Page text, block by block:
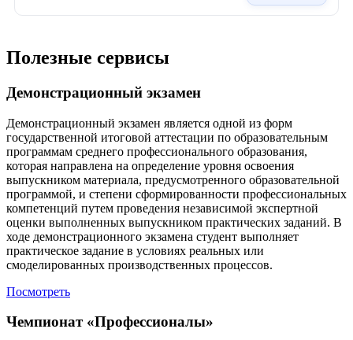
Полезные сервисы
Демонстрационный экзамен
Демонстрационный экзамен является одной из форм
государственной итоговой аттестации по образовательным
программам среднего профессионального образования,
которая направлена на определение уровня освоения
выпускником материала, предусмотренного образовательной
программой, и степени сформированности профессиональных
компетенций путем проведения независимой экспертной
оценки выполненных выпускником практических заданий. В
ходе демонстрационного экзамена студент выполняет
практическое задание в условиях реальных или
смоделированных производственных процессов.
Посмотреть
Чемпионат «Профессионалы»